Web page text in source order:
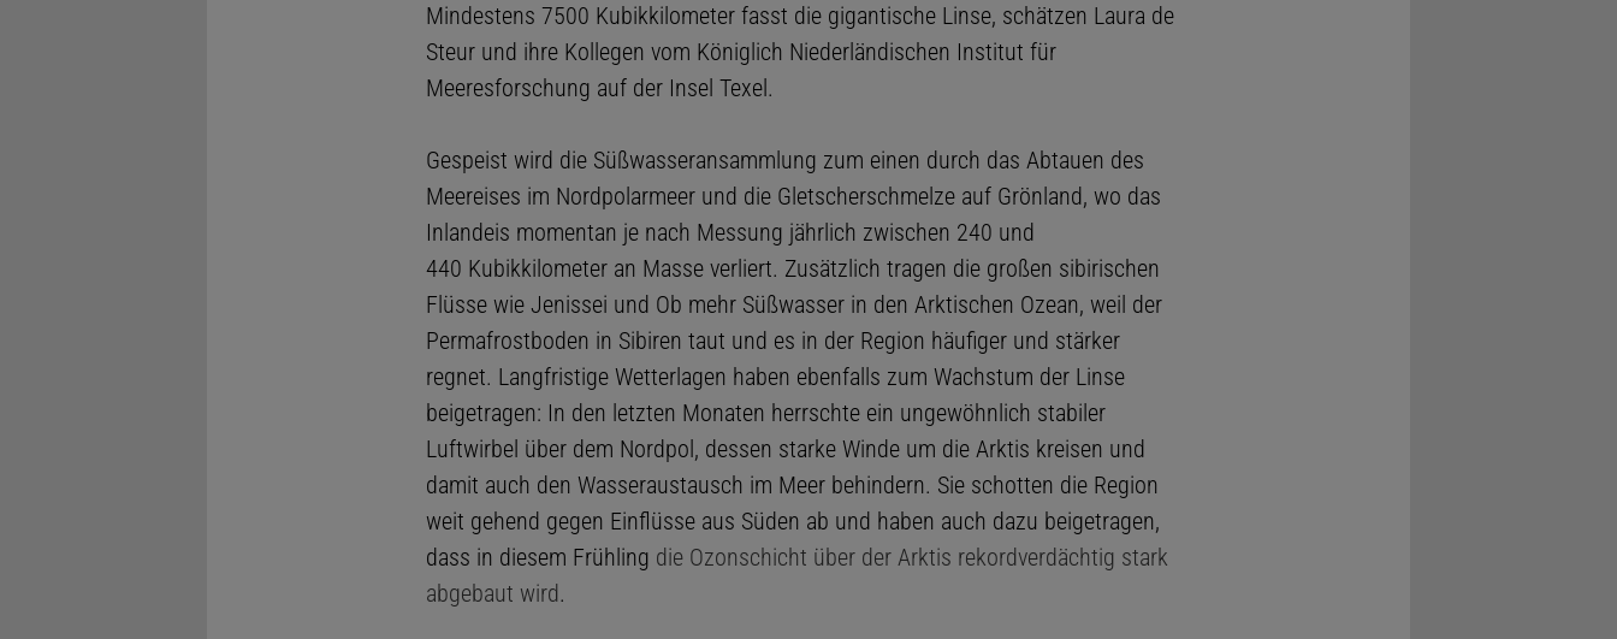
Mindestens 7500 Kubikkilometer fasst die gigantische Linse, schätzen Laura de
Steur und ihre Kollegen vom Königlich Niederländischen Institut für
Meeresforschung auf der Insel Texel.
Gespeist wird die Süßwasseransammlung zum einen durch das Abtauen des
Meereises im Nordpolarmeer und die Gletscherschmelze auf Grönland, wo das
Inlandeis momentan je nach Messung jährlich zwischen 240 und
440 Kubikkilometer an Masse verliert. Zusätzlich tragen die großen sibirischen
Flüsse wie Jenissei und Ob mehr Süßwasser in den Arktischen Ozean, weil der
Permafrostboden in Sibiren taut und es in der Region häufiger und stärker
regnet. Langfristige Wetterlagen haben ebenfalls zum Wachstum der Linse
beigetragen: In den letzten Monaten herrschte ein ungewöhnlich stabiler
Luftwirbel über dem Nordpol, dessen starke Winde um die Arktis kreisen und
damit auch den Wasseraustausch im Meer behindern. Sie schotten die Region
weit gehend gegen Einflüsse aus Süden ab und haben auch dazu beigetragen,
dass in diesem Frühling die Ozonschicht über der Arktis rekordverdächtig stark
abgebaut wird.